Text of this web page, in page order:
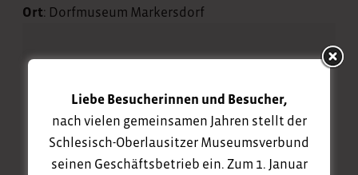
Ort: Dorfmuseum Markersdorf
Senden Sie eine Anfrage zum Projekt „Vom
mutigen Zinnsoldaten – wir gießen Zinnfiguren“.
Liebe Besucherinnen und Besucher,
nach vielen gemeinsamen Jahren stellt der
Schlesisch-Oberlausitzer Museumsverbund
seinen Geschäftsbetrieb ein. Zum 1. Januar